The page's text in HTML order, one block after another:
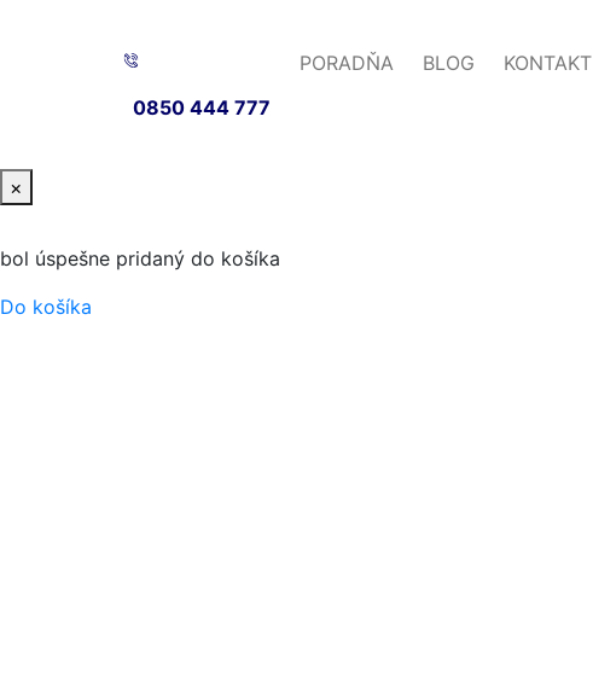
0850 444 777
PORADŇA BLOG KONTAKT
×
bol úspešne pridaný do košíka
Do košíka